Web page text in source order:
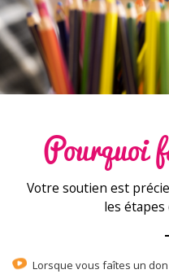
Pourquoi
Votre soutien est
les
Lorsque vous faîtes un